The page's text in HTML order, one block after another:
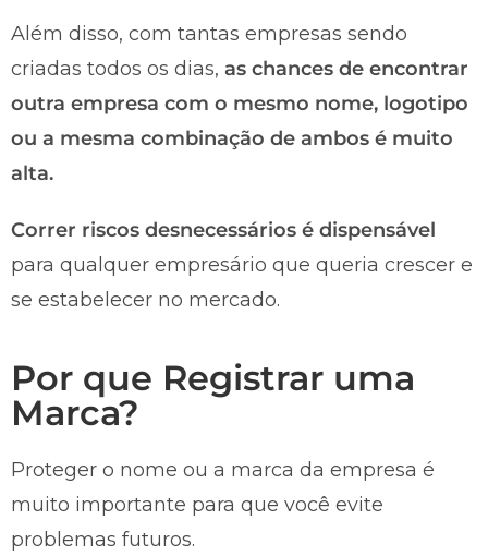
Além disso, com tantas empresas sendo
criadas todos os dias, as chances de encontrar
outra empresa com o mesmo nome, logotipo
ou a mesma combinação de ambos é muito
alta.
Correr riscos desnecessários é dispensável
para qualquer empresário que queria crescer e
se estabelecer no mercado.
Por que Registrar uma
Marca?
Proteger o nome ou a marca da empresa é
muito importante para que você evite
problemas futuros.